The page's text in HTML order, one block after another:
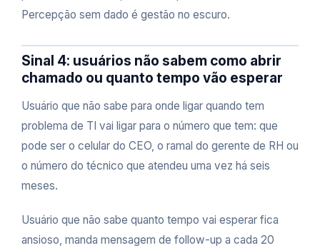
Percepção sem dado é gestão no escuro.
Sinal 4: usuários não sabem como abrir
chamado ou quanto tempo vão esperar
Usuário que não sabe para onde ligar quando tem
problema de TI vai ligar para o número que tem: que
pode ser o celular do CEO, o ramal do gerente de RH ou
o número do técnico que atendeu uma vez há seis
meses.
Usuário que não sabe quanto tempo vai esperar fica
ansioso, manda mensagem de follow-up a cada 20